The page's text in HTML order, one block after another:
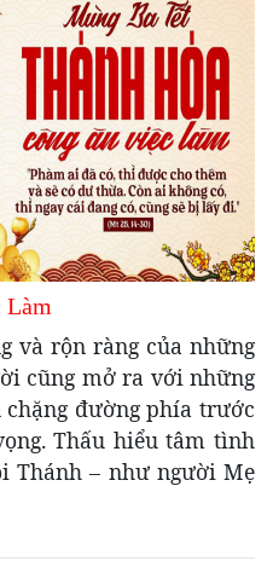
Làm
và rộn ràng của những
cũng mở ra với những
đường phía trước
Thấu hiểu tâm tình
Thánh – như người Mẹ